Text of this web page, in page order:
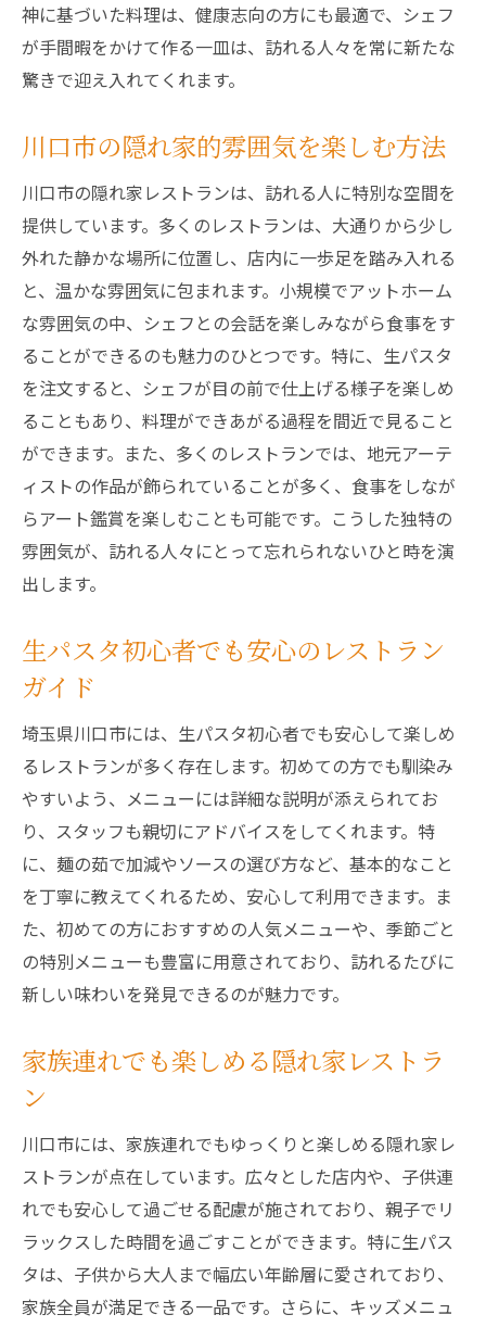
斬新なアイデアが光るメニューの数々
シェフの創意工夫が生む新たな味覚
川口市で出会う隠れ家的生パスタレストラン
隠れ家的な雰囲気の魅力
観光客には知られていないスポットを紹介
心地よい空間で味わう贅沢なひと時
隠れ家的レストランの選び方
地元の人々が通う隠れ家の秘密
生パスタ愛好家必見の川口市おすすめレストラ
ン
生パスタ愛好家に支持される理由
生パスタの奥深さを知る旅
川口市の生パスタ専門店を巡る楽しみ
愛好家が選ぶベストメニュー
神に基づいた料理は、健康志向の方にも最適で、シェフ
が手間暇をかけて作る一皿は、訪れる人々を常に新たな
驚きで迎え入れてくれます。
川口市の隠れ家的雰囲気を楽しむ方法
川口市の隠れ家レストランは、訪れる人に特別な空間を
提供しています。多くのレストランは、大通りから少し
外れた静かな場所に位置し、店内に一歩足を踏み入れる
と、温かな雰囲気に包まれます。小規模でアットホーム
な雰囲気の中、シェフとの会話を楽しみながら食事をす
ることができるのも魅力のひとつです。特に、生パスタ
を注文すると、シェフが目の前で仕上げる様子を楽しめ
ることもあり、料理ができあがる過程を間近で見ること
ができます。また、多くのレストランでは、地元アーテ
ィストの作品が飾られていることが多く、食事をしなが
らアート鑑賞を楽しむことも可能です。こうした独特の
雰囲気が、訪れる人々にとって忘れられないひと時を演
出します。
生パスタ初心者でも安心のレストラン
ガイド
埼玉県川口市には、生パスタ初心者でも安心して楽しめ
るレストランが多く存在します。初めての方でも馴染み
やすいよう、メニューには詳細な説明が添えられてお
り、スタッフも親切にアドバイスをしてくれます。特
に、麺の茹で加減やソースの選び方など、基本的なこと
を丁寧に教えてくれるため、安心して利用できます。ま
た、初めての方におすすめの人気メニューや、季節ごと
の特別メニューも豊富に用意されており、訪れるたびに
新しい味わいを発見できるのが魅力です。
家族連れでも楽しめる隠れ家レストラ
ン
川口市には、家族連れでもゆっくりと楽しめる隠れ家レ
ストランが点在しています。広々とした店内や、子供連
れでも安心して過ごせる配慮が施されており、親子でリ
ラックスした時間を過ごすことができます。特に生パス
タは、子供から大人まで幅広い年齢層に愛されており、
家族全員が満足できる一品です。さらに、キッズメニュ